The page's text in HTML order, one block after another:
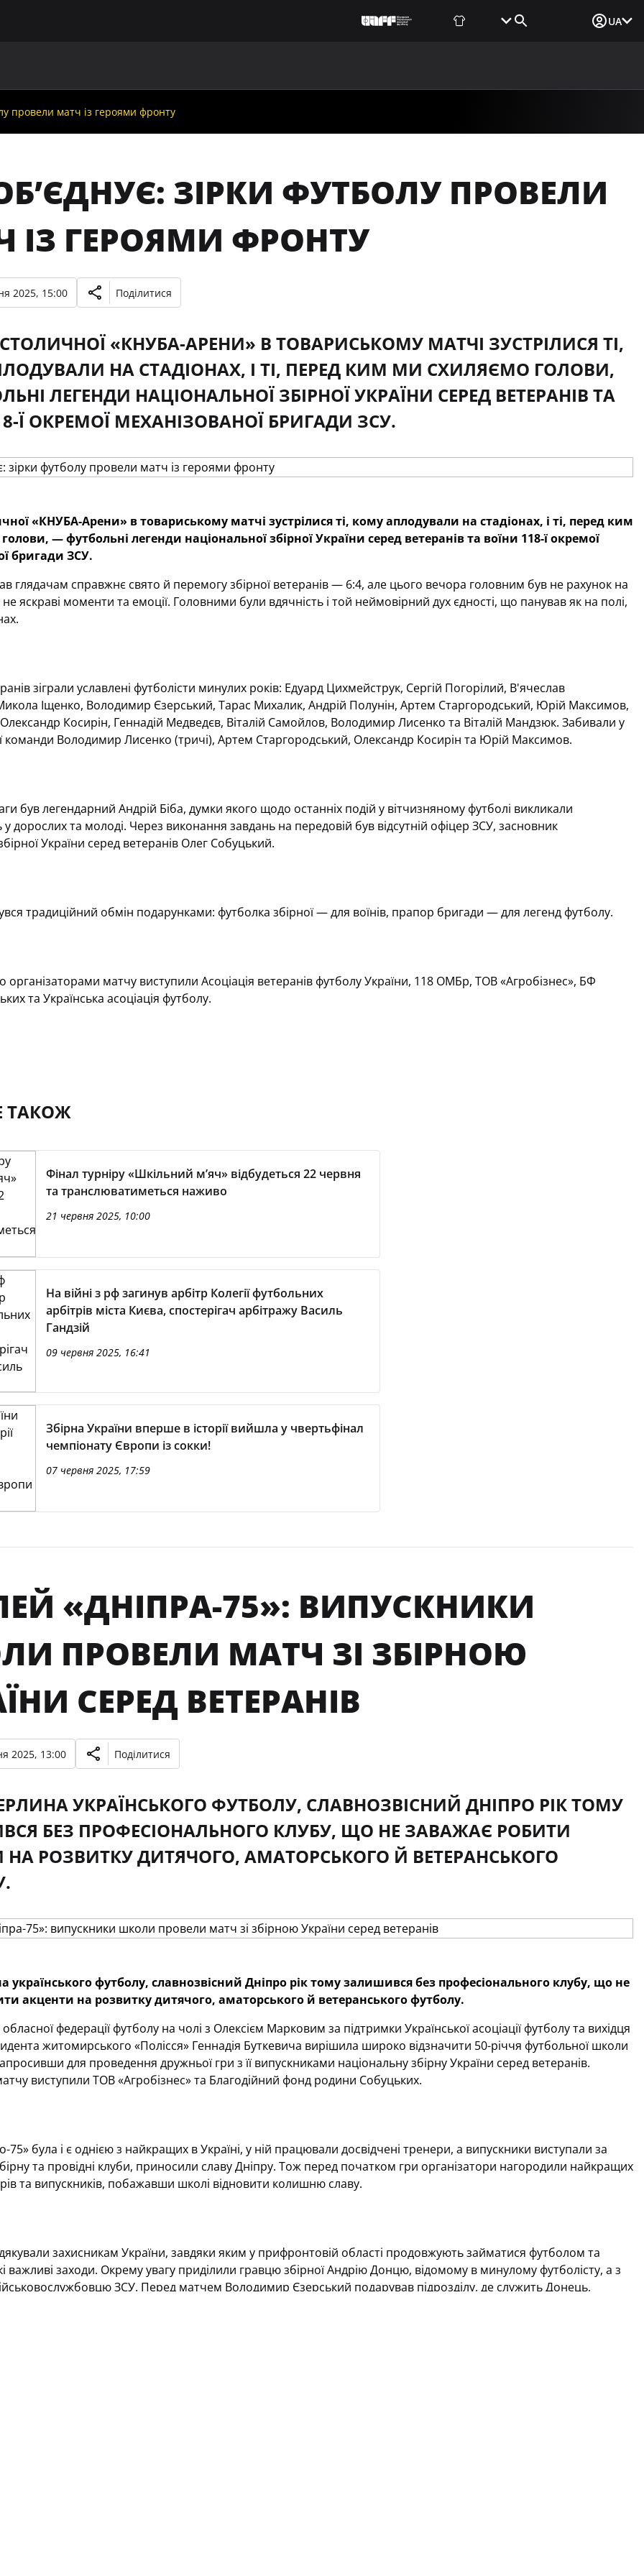
UA
провели матч із героями фронту
ЗІРКИ ФУТБОЛУ ПРОВЕЛИ
ІЗ ГЕРОЯМИ ФРОНТУ
2025, 15:00 Поділитися
«КНУБА-АРЕНИ» В ТОВАРИСЬКОМУ МАТЧІ ЗУСТРІЛИСЯ ТІ,
НА СТАДІОНАХ, І ТІ, ПЕРЕД КИМ МИ СХИЛЯЄМО ГОЛОВИ,
ЛЕГЕНДИ НАЦІОНАЛЬНОЇ ЗБІРНОЇ УКРАЇНИ СЕРЕД ВЕТЕРАНІВ ТА
Ї ОКРЕМОЇ МЕХАНІЗОВАНОЇ БРИГАДИ ЗСУ.
«КНУБА-Арени» в товариському матчі зустрілися ті, кому аплодували на стадіонах, і ті, перед ким
— футбольні легенди національної збірної України серед ветеранів та воїни 118-ї окремої
бригади ЗСУ.
глядачам справжнє свято й перемогу збірної ветеранів — 6:4, але цього вечора головним був не рахунок на
не яскраві моменти та емоції. Головними були вдячність і той неймовірний дух єдності, що панував як на полі,
зіграли уславлені футболісти минулих років: Едуард Цихмейструк, Сергій Погорілий, В'ячеслав
Іщенко, Володимир Єзерський, Тарас Михалик, Андрій Полунін, Артем Старгородський, Юрій Максимов,
Олександр Косирін, Геннадій Медведєв, Віталій Самойлов, Володимир Лисенко та Віталій Мандзюк. Забивали у
команди Володимир Лисенко (тричі), Артем Старгородський, Олександр Косирін та Юрій Максимов.
був легендарний Андрій Біба, думки якого щодо останніх подій у вітчизняному футболі викликали
у дорослих та молоді. Через виконання завдань на передовій був відсутній офіцер ЗСУ, засновник
України серед ветеранів Олег Собуцький.
традиційний обмін подарунками: футболка збірної — для воїнів, прапор бригади — для легенд футболу.
матчу виступили Асоціація ветеранів футболу України, 118 ОМБр, ТОВ «Агробізнес», БФ
та Українська асоціація футболу.
ТАКОЖ
Фінал турніру «Шкільний м’яч» відбудеться 22 червня
та транслюватиметься наживо
21 червня 2025, 10:00
На війні з рф загинув арбітр Колегії футбольних
арбітрів міста Києва, спостерігач арбітражу Василь
Гандзій
09 червня 2025, 16:41
Збірна України вперше в історії вийшла у чвертьфінал
чемпіонату Європи із сокки!
07 червня 2025, 17:59
«ДНІПРА-75»: ВИПУСКНИКИ
ПРОВЕЛИ МАТЧ ЗІ ЗБІРНОЮ
СЕРЕД ВЕТЕРАНІВ
2025, 13:00 Поділитися
УКРАЇНСЬКОГО ФУТБОЛУ, СЛАВНОЗВІСНИЙ ДНІПРО РІК ТОМУ
БЕЗ ПРОФЕСІОНАЛЬНОГО КЛУБУ, ЩО НЕ ЗАВАЖАЄ РОБИТИ
НА РОЗВИТКУ ДИТЯЧОГО, АМАТОРСЬКОГО Й ВЕТЕРАНСЬКОГО
українського футболу, славнозвісний Дніпро рік тому залишився без професіонального клубу, що не
акценти на розвитку дитячого, аматорського й ветеранського футболу.
федерації футболу на чолі з Олексієм Марковим за підтримки Української асоціації футболу та вихідця
житомирського «Полісся» Геннадія Буткевича вирішила широко відзначити 50-річчя футбольної школи
для проведення дружньої гри з її випускниками національну збірну України серед ветеранів.
виступили ТОВ «Агробізнес» та Благодійний фонд родини Собуцьких.
була і є однією з найкращих в Україні, у ній працювали досвідчені тренери, а випускники виступали за
та провідні клуби, приносили славу Дніпру. Тож перед початком гри організатори нагородили найкращих
та випускників, побажавши школі відновити колишню славу.
захисникам України, завдяки яким у прифронтовій області продовжують займатися футболом та
важливі заходи. Окрему увагу приділили гравцю збірної Андрію Донцю, відомому в минулому футболісту, а з
ЗСУ. Перед матчем Володимир Єзерський подарував підрозділу, де служить Донець,